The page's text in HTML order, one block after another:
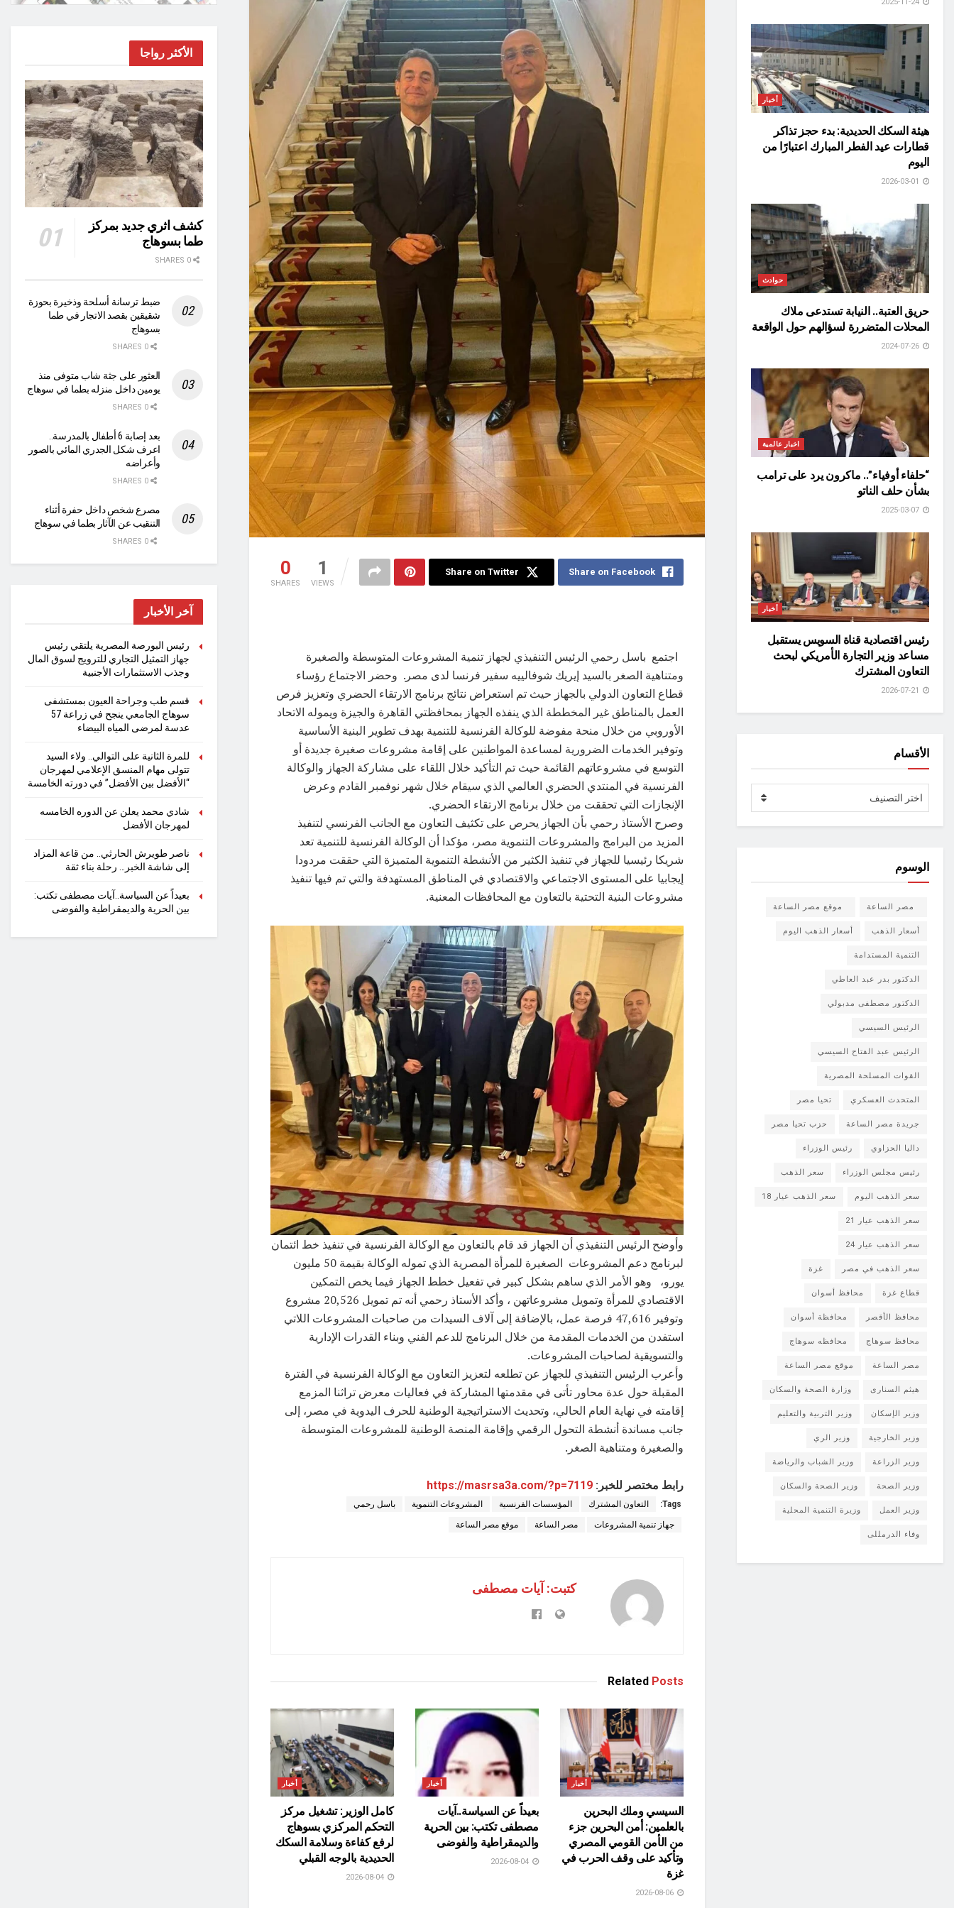
0
SHARES
1
VIEWS
Share on Facebook
Share on Twitter
اجتمع باسل رحمي الرئيس التنفيذي لجهاز تنمية المشروعات المتوسطة والصغيرة
ومتناهية الصغر بالسيد إيريك شوفالييه سفير فرنسا لدى مصر. وحضر الاجتماع رؤساء
قطاع التعاون الدولي بالجهاز حيث تم استعراض نتائج برنامج الارتقاء الحضري وتعزيز فرص
العمل بالمناطق غير المخططة الذي ينفذه الجهاز بمحافظتي القاهرة والجيزة ويموله الاتحاد
الأوروبي من خلال منحة مفوضة للوكالة الفرنسية للتنمية بهدف تطوير البنية الأساسية
وتوفير الخدمات الضرورية لمساعدة المواطنين على إقامة مشروعات صغيرة جديدة أو
التوسع في مشروعاتهم القائمة حيث تم التأكيد خلال اللقاء على مشاركة الجهاز والوكالة
الفرنسية في المنتدي الحضري العالمي الذي سيقام خلال شهر نوفمبر القادم وعرض
الإنجازات التي تحققت من خلال برنامج الارتقاء الحضري.
وصرح الأستاذ رحمي بأن الجهاز يحرص على تكثيف التعاون مع الجانب الفرنسي لتنفيذ
المزيد من البرامج والمشروعات التنموية مصر، مؤكدا أن الوكالة الفرنسية للتنمية تعد
شريكا رئيسيا للجهاز في تنفيذ الكثير من الأنشطة التنموية المتميزة التي حققت مردودا
إيجابيا على المستوى الاجتماعي والاقتصادي في المناطق المستهدفة والتي تم فيها تنفيذ
مشروعات البنية التحتية بالتعاون مع المحافظات المعنية.
وأوضح الرئيس التنفيذي أن الجهاز قد قام بالتعاون مع الوكالة الفرنسية في تنفيذ خط ائتمان
لبرنامج دعم المشروعات الصغيرة للمرأة المصرية الذي تموله الوكالة بقيمة 50 مليون
يورو، وهو الأمر الذي ساهم بشكل كبير في تفعيل خطط الجهاز فيما يخص التمكين
الاقتصادي للمرأة وتمويل مشروعاتهن ، وأكد الأستاذ رحمي أنه تم تمويل 20,526 مشروع
وتوفير 47,616 فرصة عمل، بالإضافة إلى آلاف السيدات من صاحبات المشروعات اللاتي
استفدن من الخدمات المقدمة من خلال البرنامج للدعم الفني وبناء القدرات الإدارية
والتسويقية لصاحبات المشروعات.
وأعرب الرئيس التنفيذي للجهاز عن تطلعه لتعزيز التعاون مع الوكالة الفرنسية في الفترة
المقبلة حول عدة محاور تأتى في مقدمتها المشاركة في فعاليات معرض تراثنا المزمع
إقامته في نهاية العام الحالي، وتحديث الاستراتيجية الوطنية للحرف اليدوية في مصر، إلى
جانب مساندة أنشطة التحول الرقمي وإقامة المنصة الوطنية للمشروعات المتوسطة
والصغيرة ومتناهية الصغر.
رابط مختصر للخبر: https://masrsa3a.com/?p=7119
Tags: التعاون المشترك المؤسسات الفرنسية المشروعات التنموية باسل رحمي
جهاز تنمية المشروعات مصر الساعة موقع مصر الساعة
كتبت: آيات مصطفى
Related Posts
أخبار
السيسي وملك البحرين
بالعلمين: أمن البحرين جزء
من الأمن القومي المصري
وتأكيد على وقف الحرب في
غزة
أخبار
بعيداً عن السياسة..آيات
مصطفى تكتب: بين الحرية
والديمقراطية والفوضى
أخبار
كامل الوزير: تشغيل مركز
التحكم المركزي بسوهاج
لرفع كفاءة وسلامة السكك
الحديدية بالوجه القبلي
أخبار
هيئة السكك الحديدية: بدء حجز تذاكر
قطارات عيد الفطر المبارك اعتبارًا من
اليوم
حوادث
حريق العتبة.. النيابة تستدعى ملاك
المحلات المتضررة لسؤالهم حول الواقعة
اخبار عالمية
“حلفاء أوفياء”.. ماكرون يرد على ترامب
بشأن حلف الناتو
أخبار
رئيس اقتصادية قناة السويس يستقبل
مساعد وزير التجارة الأمريكي لبحث
التعاون المشترك
الأقسام
اختر التصنيف
الوسوم
مصر الساعة موقع مصر الساعة
أسعار الذهب أسعار الذهب اليوم
التنمية المستدامة
الدكتور بدر عبد العاطي
الدكتور مصطفى مدبولي
الرئيس السيسي
الرئيس عبد الفتاح السيسي
القوات المسلحة المصرية
المتحدث العسكري تحيا مصر
جريدة مصر الساعة حزب تحيا مصر
داليا الحزاوي رئيس الوزراء
رئيس مجلس الوزراء سعر الذهب
سعر الذهب اليوم سعر الذهب عيار 18
سعر الذهب عيار 21
سعر الذهب عيار 24
سعر الذهب في مصر غزة
قطاع غزة محافظ أسوان
محافظ الأقصر محافظة أسوان
محافظ سوهاج محافظه سوهاج
مصر الساعة موقع مصر الساعة
هيثم السنارى وزارة الصحة والسكان
وزير الإسكان وزير التربية والتعليم
وزير الخارجية وزير الري
وزير الزراعة وزير الشباب والرياضة
وزير الصحة وزير الصحة والسكان
وزير العمل وزيرة التنمية المحلية
وفاء الدرمللى
الأكثر رواجا
كشف اثري جديد بمركز
طما بسوهاج
ضبط ترسانة أسلحة وذخيرة بحوزة
شقيقين بقصد الاتجار في طما
بسوهاج
العثور على جثة شاب متوفى منذ
يومين داخل منزله بطما في سوهاج
بعد إصابة 6 أطفال بالمدرسة..
اعرف شكل الجدري المائي بالصور
وأعراضه
مصرع شخص داخل حفرة أثناء
التنقيب عن الآثار بطما في سوهاج
آخر الأخبار
رئيس البورصة المصرية يلتقي رئيس
جهاز التمثيل التجاري للترويج لسوق المال
وجذب الاستثمارات الأجنبية
قسم طب وجراحة العيون بمستشفى
سوهاج الجامعي ينجح في زراعة 57
عدسة لمرضى المياه البيضاء
للمرة الثانية على التوالي.. ولاء السيد
تتولى مهام المنسق الإعلامي لمهرجان
“الأفضل بين الأفضل” في دورته الخامسة
شادي محمد يعلن عن الدوره الخامسه
لمهرجان الأفضل
ناصر طويرش الحارثي.. من قاعة المزاد
إلى شاشة الخبر… رحلة بناء ثقة
بعيداً عن السياسة..آيات مصطفى تكتب:
بين الحرية والديمقراطية والفوضى